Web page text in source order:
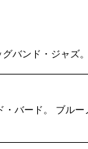
バンド・ジャズ
バード。 ブル